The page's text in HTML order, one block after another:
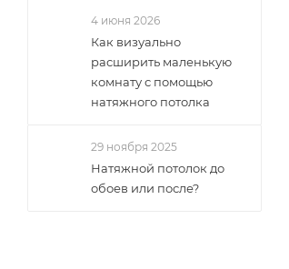
4 июня 2026
Как визуально
расширить маленькую
комнату с помощью
натяжного потолка
29 ноября 2025
Натяжной потолок до
обоев или после?